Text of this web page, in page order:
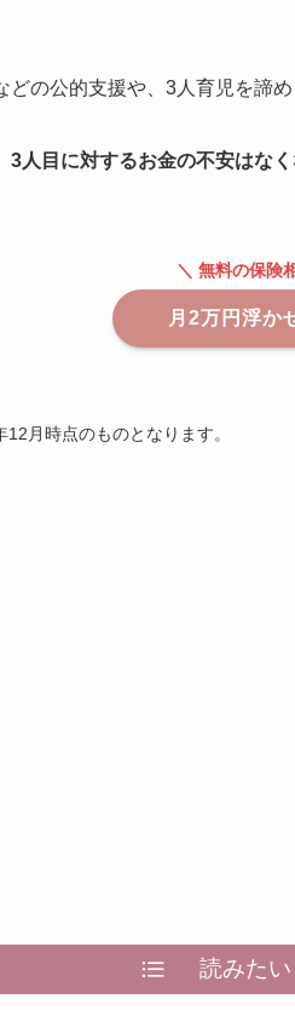
どの公的支援や、3人育児を諦
3人目に対するお金の不安はな
＼ 無料の保険
月2万円浮か
月時点のものとなります。
読みたい